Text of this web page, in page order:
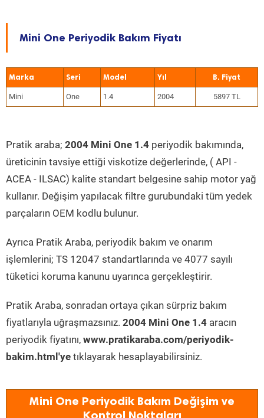
Mini One Periyodik Bakım Fiyatı
Marka Seri Model Yıl
Mini One 1.4 2004 5897 TL
Pratik araba; 2004 Mini One 1.4 periyodik bakımında,
üreticinin tavsiye ettiği viskotize değerlerinde, ( API -
ACEA - ILSAC) kalite standart belgesine sahip motor yağ
kullanır. Değişim yapılacak filtre gurubundaki tüm yedek
parçaların OEM kodlu bulunur.
Ayrıca Pratik Araba, periyodik bakım ve onarım
işlemlerini; TS 12047 standartlarında ve 4077 sayılı
tüketici koruma kanunu uyarınca gerçekleştirir.
Pratik Araba, sonradan ortaya çıkan sürpriz bakım
fiyatlarıyla uğraşmazsınız. 2004 Mini One 1.4 aracın
periyodik fiyatını, www.pratikaraba.com/periyodik-
bakim.html'ye tıklayarak hesaplayabilirsiniz.
Mini One Periyodik Bakım Değişim ve
Kontrol Noktaları